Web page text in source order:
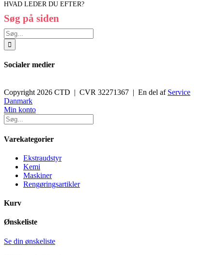
HVAD LEDER DU EFTER?
Søg på siden
Søg
efter:
Socialer medier
Copyright 2026 CTD | CVR 32271367 | En del af Service
Danmark
Toggle
Sliding
Bar
Area
Min konto
Varekategorier
Ekstraudstyr
Kemi
Maskiner
Rengøringsartikler
Kurv
Ønskeliste
Se din ønskeliste